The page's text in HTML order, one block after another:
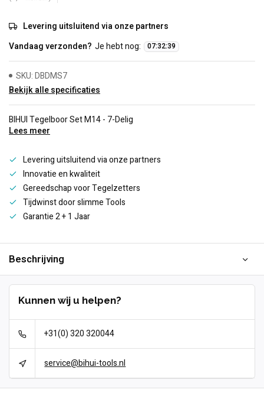
Levering uitsluitend via onze partners
Vandaag verzonden? Je hebt nog: 07:32:38
SKU: DBDMS7
Bekijk alle specificaties
BIHUI Tegelboor Set M14 - 7-Delig
Lees meer
Levering uitsluitend via onze partners
Innovatie en kwaliteit
Gereedschap voor Tegelzetters
Tijdwinst door slimme Tools
Garantie 2 + 1 Jaar
Beschrijving
Kunnen wij u helpen?
+31(0) 320 320044
service@bihui-tools.nl